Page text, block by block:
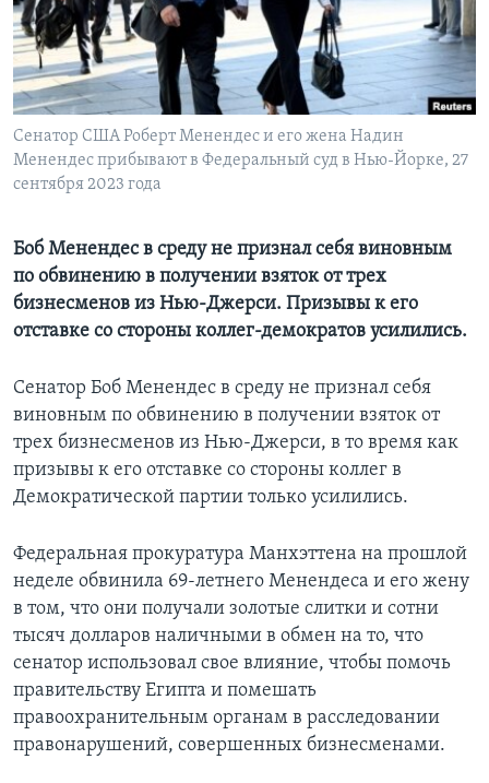
Learning English
СОЦИАЛЬНЫЕ СЕТИ
Языки
Сенатор США Роберт Менендес и его жена Надин
Менендес прибывают в Федеральный суд в Нью-Йорке, 27
сентября 2023 года
Боб Менендес в среду не признал себя виновным
по обвинению в получении взяток от трех
бизнесменов из Нью-Джерси. Призывы к его
отставке со стороны коллег-демократов усилились.
Сенатор Боб Менендес в среду не признал себя
виновным по обвинению в получении взяток от
трех бизнесменов из Нью-Джерси, в то время как
призывы к его отставке со стороны коллег в
Демократической партии только усилились.
Федеральная прокуратура Манхэттена на прошлой
неделе обвинила 69-летнего Менендеса и его жену
в том, что они получали золотые слитки и сотни
тысяч долларов наличными в обмен на то, что
сенатор использовал свое влияние, чтобы помочь
правительству Египта и помешать
правоохранительным органам в расследовании
правонарушений, совершенных бизнесменами.